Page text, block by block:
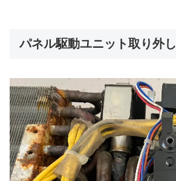
パネル駆動ユニット取り外し